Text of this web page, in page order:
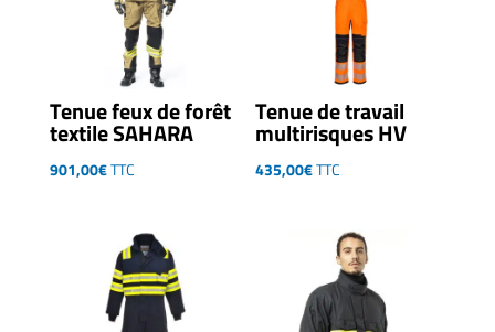
Tenue feux de forêt
textile SAHARA
901,00€TTC
Tenue de travail
multirisques HV
435,00€TTC